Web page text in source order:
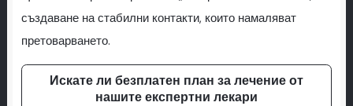
създаване на стабилни контакти, които намаляват
претоварването.
Искате ли безплатен план за лечение от
нашите експертни лекари